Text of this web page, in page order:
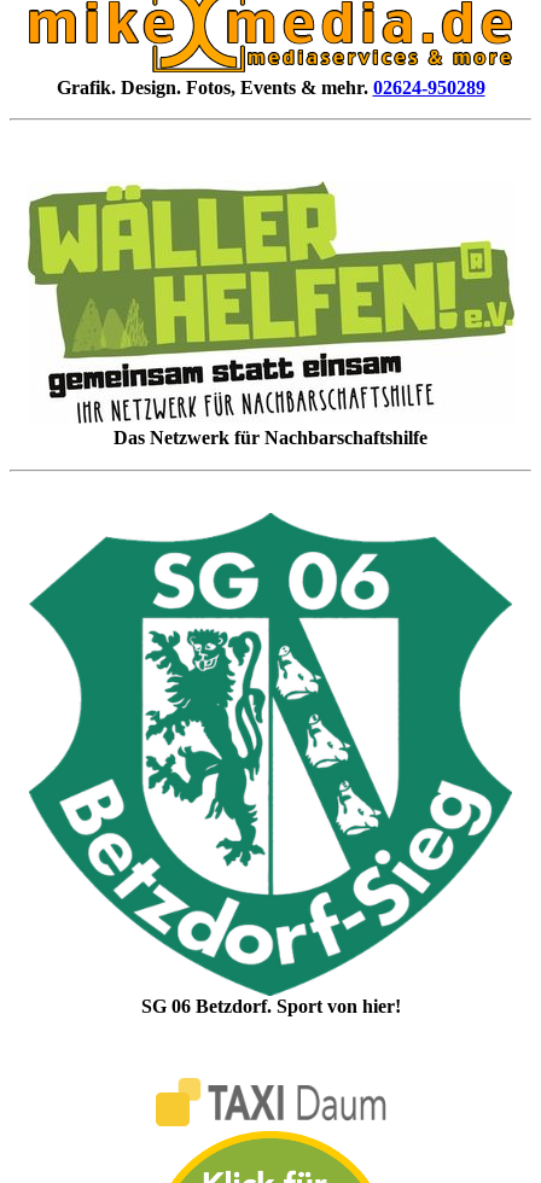
Grafik. Design. Fotos, Events & mehr. 02624-950289
Das Netzwerk für Nachbarschaftshilfe
SG 06 Betzdorf. Sport von hier!